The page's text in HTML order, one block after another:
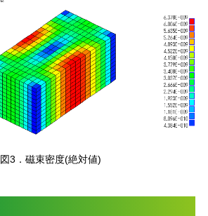
図3．磁束密度(絶対値)